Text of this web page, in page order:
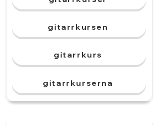
gitarrkursen
gitarrkurs
gitarrkurserna